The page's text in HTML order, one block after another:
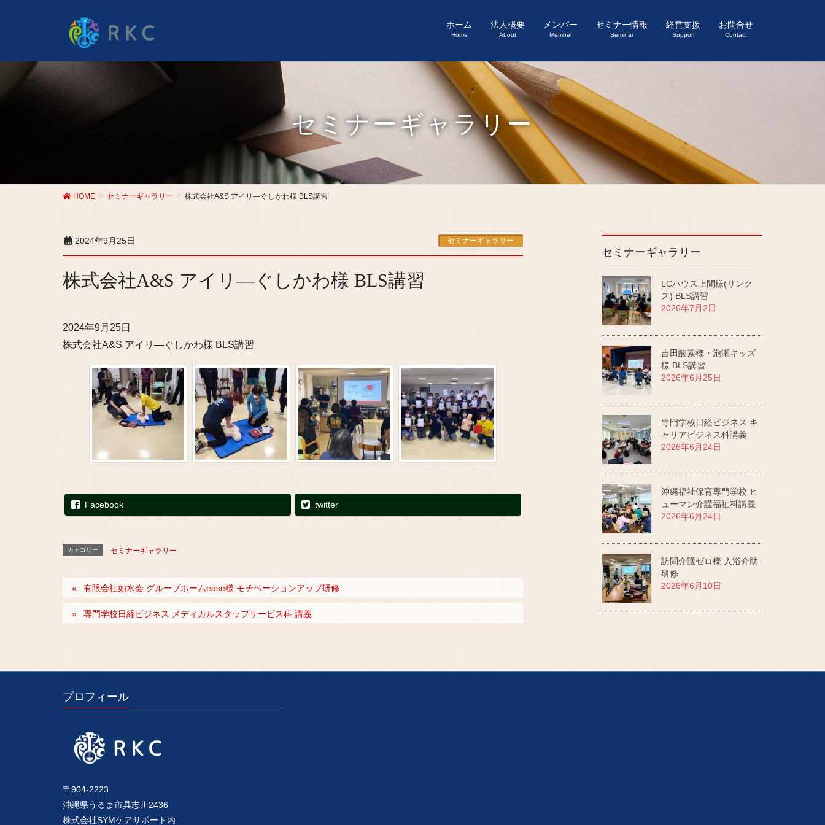
ホーム
Home
法人概要
About
メンバー
Member
セミナー情報
Seminar
経営支援
Support
お問合せ
Contact
セミナーギャラリー
HOME セミナーギャラリー 株式会社A&S アイリ―ぐしかわ様 BLS講習
2024年9月25日 セミナーギャラリー
株式会社A&S アイリ―ぐしかわ様 BLS講習
2024年9月25日
株式会社A&S アイリ―ぐしかわ様 BLS講習
Facebook twitter
カテゴリー セミナーギャラリー
有限会社如水会 グループホームease様 モチベーションアップ研修
専門学校日経ビジネス メディカルスタッフサービス科 講義
セミナーギャラリー
LCハウス上間様(リンク
ス) BLS講習
2026年7月2日
吉田酸素様・泡瀬キッズ
様 BLS講習
2026年6月25日
専門学校日経ビジネス キ
ャリアビジネス科講義
2026年6月24日
沖縄福祉保育専門学校 ヒ
ューマン介護福祉科講義
2026年6月24日
訪問介護ゼロ様 入浴介助
研修
2026年6月10日
プロフィール
〒904-2223
沖縄県うるま市具志川2436
株式会社SYMケアサポート内